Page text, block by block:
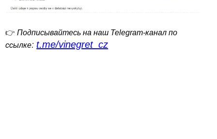
👉Подписывайтесь на наш Telegram-канал по
ссылке: t.me/vinegret_cz